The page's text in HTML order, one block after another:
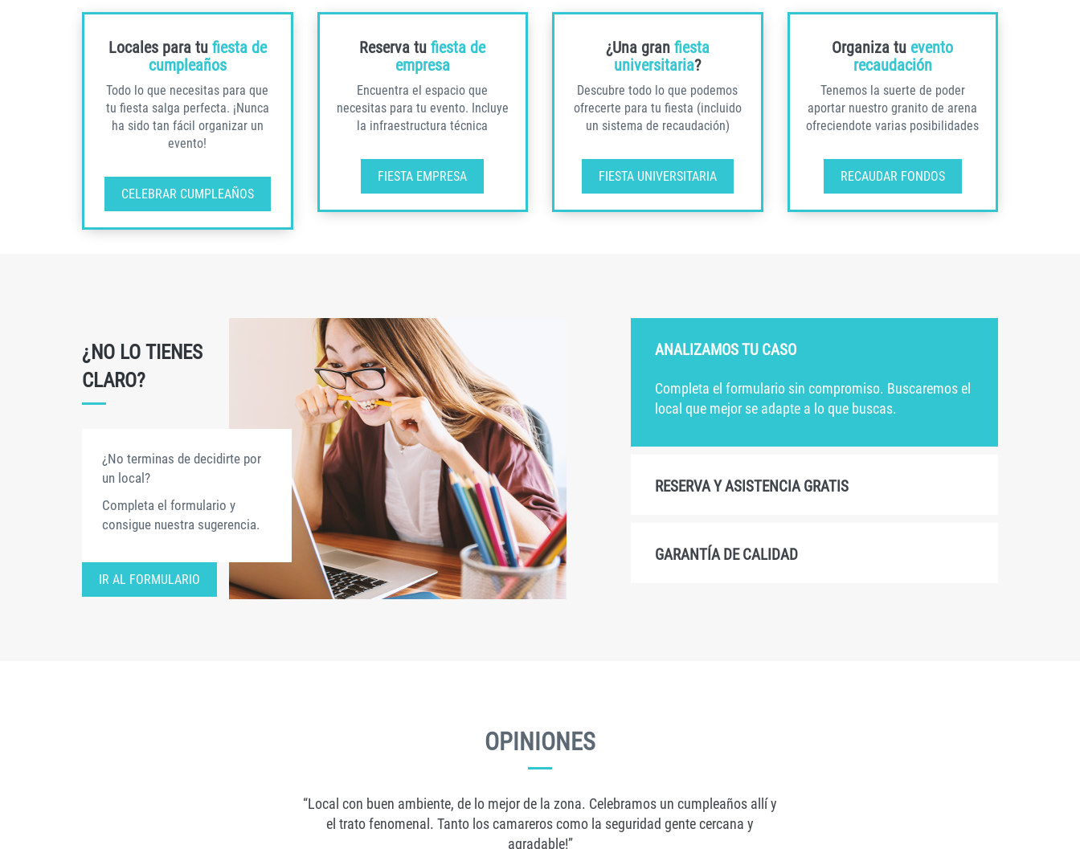
Locales para tu fiesta de
cumpleaños
Todo lo que necesitas para que
tu fiesta salga perfecta. ¡Nunca
ha sido tan fácil organizar un
evento!
CELEBRAR CUMPLEAÑOS
Reserva tufiesta de
empresa
Encuentra el espacio que
necesitas para tu evento. Incluye
la infraestructura técnica
FIESTA EMPRESA
¿Una gran fiesta
universitaria?
Descubre todo lo que podemos
ofrecerte para tu fiesta (incluido
un sistema de recaudación)
FIESTA UNIVERSITARIA
Organiza tu evento
recaudación
Tenemos la suerte de poder
aportar nuestro granito de arena
ofreciendote varias posibilidades
RECAUDAR FONDOS
¿NO LO TIENES
CLARO?
¿No terminas de decidirte por
un local?
Completa el formulario y
consigue nuestra sugerencia.
IR AL FORMULARIO
ANALIZAMOS TU CASO
Completa el formulario sin compromiso. Buscaremos el
local que mejor se adapte a lo que buscas.
RESERVA Y ASISTENCIA GRATIS
GARANTÍA DE CALIDAD
OPINIONES
“Local con buen ambiente, de lo mejor de la zona. Celebramos un cumpleaños allí y
el trato fenomenal. Tanto los camareros como la seguridad gente cercana y
agradable!”